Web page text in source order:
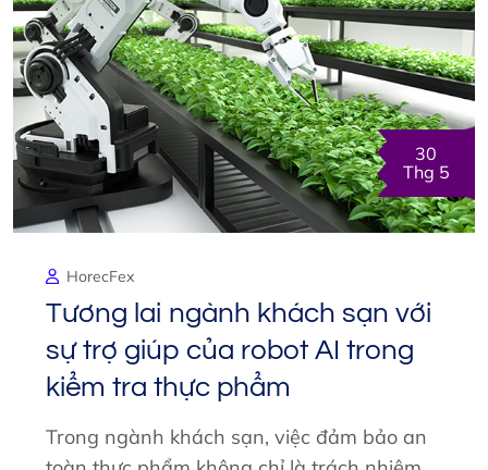
30
Thg 5
HorecFex
Tương lai ngành khách sạn với
sự trợ giúp của robot AI trong
kiểm tra thực phẩm
Trong ngành khách sạn, việc đảm bảo an